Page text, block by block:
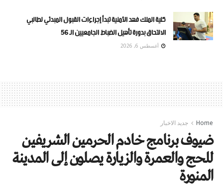
كلية الملك فهد الأمنية تبدأ إجراءات القبول المبدئي لطالبي
الالتحاق بدورة تأهيل الضباط الجامعيين الـ 56
أغسطس 6, 2026
Home جديد الاخبار
ضيوف برنامج خادم الحرمين الشريفين
للحج والعمرة والزيارة يصلون إلى المدينة
المنورة